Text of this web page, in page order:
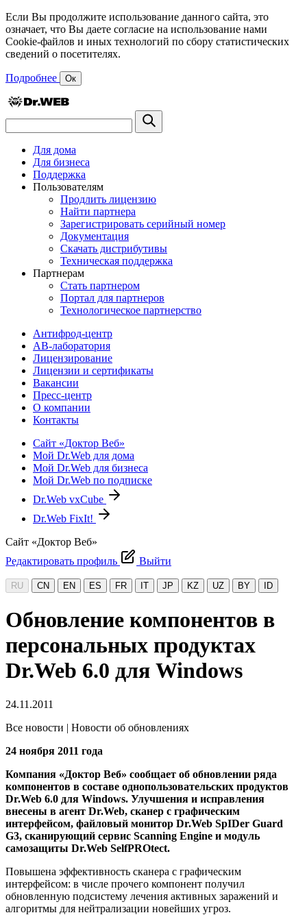
Если Вы продолжите использование данного сайта, это
означает, что Вы даете согласие на использование нами
Cookie-файлов и иных технологий по сбору статистических
сведений о посетителях.
Подробнее Ок
Для дома
Для бизнеса
Поддержка
Пользователям
Продлить лицензию
Найти партнера
Зарегистрировать серийный номер
Документация
Скачать дистрибутивы
Техническая поддержка
Партнерам
Стать партнером
Портал для партнеров
Технологическое партнерство
Антифрод-центр
АВ-лаборатория
Лицензирование
Лицензии и сертификаты
Вакансии
Пресс-центр
О компании
Контакты
Сайт «Доктор Веб»
Мой Dr.Web для дома
Мой Dr.Web для бизнеса
Мой Dr.Web по подписке
Dr.Web vxCube
Dr.Web FixIt!
Сайт «Доктор Веб»
Редактировать профиль
Выйти
RU CN EN ES FR IT JP KZ UZ BY ID
Обновление компонентов в
персональных продуктах
Dr.Web 6.0 для Windows
24.11.2011
Все новости | Новости об обновлениях
24 ноября 2011 года
Компания «Доктор Веб» сообщает об обновлении ряда
компонентов в составе однопользовательских продуктов
Dr.Web 6.0 для Windows. Улучшения и исправления
внесены в агент Dr.Web, сканер с графическим
интерфейсом, файловый монитор Dr.Web SpIDer Guard
G3, сканирующий сервис Scanning Engine и модуль
самозащиты Dr.Web SelfPROtect.
Повышена эффективность сканера с графическим
интерфейсом: в числе прочего компонент получил
обновленную подсистему лечения активных заражений и
алгоритмы для нейтрализации новейших угроз.